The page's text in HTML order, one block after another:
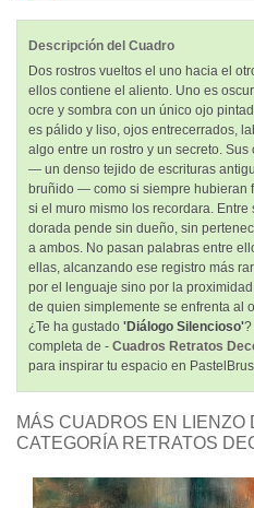
Descripción del Cuadro
Dos rostros vueltos el uno hacia el
ellos contiene el aliento. Uno es
ocre y sombra con un único ojo
es pálido y liso, ojos entrecerrados,
algo entre un rostro y un secreto.
— un denso tejido de escrituras
bruñido — como si siempre hubieran
si el muro mismo los recordara.
dorada pende sin dueño, sin
a ambos. No pasan palabras entre
ellas, alcanzando ese registro más
por el lenguaje sino por la
de quien simplemente se enfrenta al
¿Te ha gustado 'Diálogo Silencioso'?
completa de - Cuadros Retratos
para inspirar tu espacio en
MÁS CUADROS EN LIENZO
CATEGORÍA RETRATOS